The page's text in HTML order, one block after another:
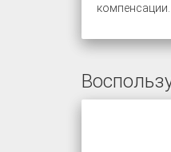
компенсации.